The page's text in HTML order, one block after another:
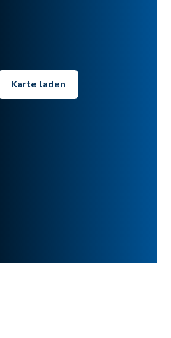
Karte laden